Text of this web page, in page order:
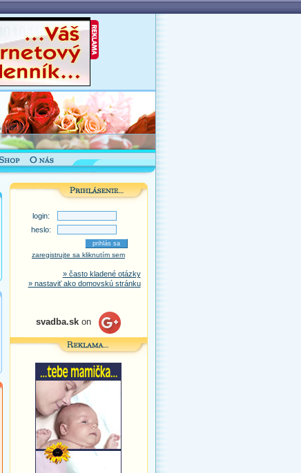
login:
heslo:
zaregistrujte sa kliknutím sem
» často kladené otázky
» nastaviť ako domovskú stránku
svadba.sk on